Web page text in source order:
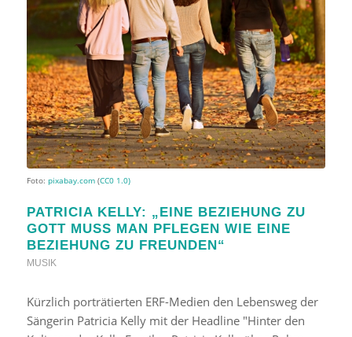
Foto: pixabay.com(CC0 1.0)
PATRICIA KELLY: „EINE BEZIEHUNG ZU
GOTT MUSS MAN PFLEGEN WIE EINE
BEZIEHUNG ZU FREUNDEN“
MUSIK
Kürzlich porträtierten ERF-Medien den Lebensweg der
Sängerin Patricia Kelly mit der Headline "Hinter den